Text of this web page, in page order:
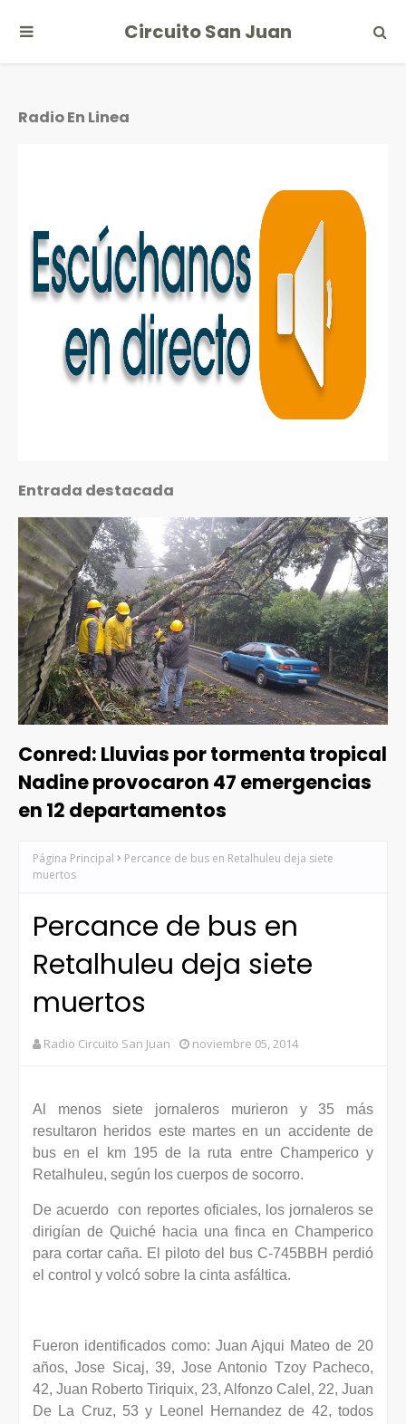
Circuito San Juan
Radio En Linea
Entrada destacada
Conred: Lluvias por tormenta tropical
Nadine provocaron 47 emergencias
en 12 departamentos
Página Principal
Percance de bus en Retalhuleu deja siete
muertos
Percance de bus en
Retalhuleu deja siete
muertos
Radio Circuito San Juan noviembre 05, 2014
Al menos siete jornaleros murieron y 35 más
resultaron heridos este martes en un accidente de
bus en el km 195 de la ruta entre Champerico y
Retalhuleu, según los cuerpos de socorro.
De acuerdo con reportes oficiales, los jornaleros se
dirigían de Quiché hacia una finca en Champerico
para cortar caña. El piloto del bus C-745BBH perdió
el control y volcó sobre la cinta asfáltica.
Fueron identificados como: Juan Ajqui Mateo de 20
años, Jose Sicaj, 39, Jose Antonio Tzoy Pacheco,
42, Juan Roberto Tiriquix, 23, Alfonzo Calel, 22, Juan
De La Cruz, 53 y Leonel Hernandez de 42, todos